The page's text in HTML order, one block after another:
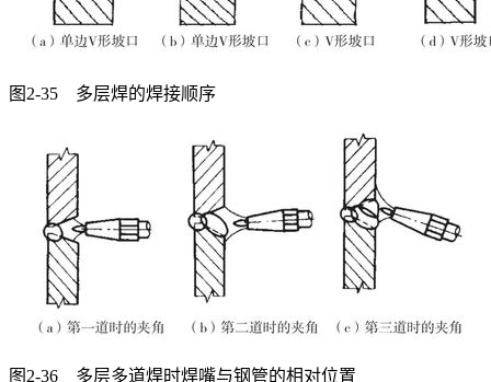
图2-35 多层焊的焊接顺序
图2-36 多层多道焊时焊嘴与钢管的相对位置